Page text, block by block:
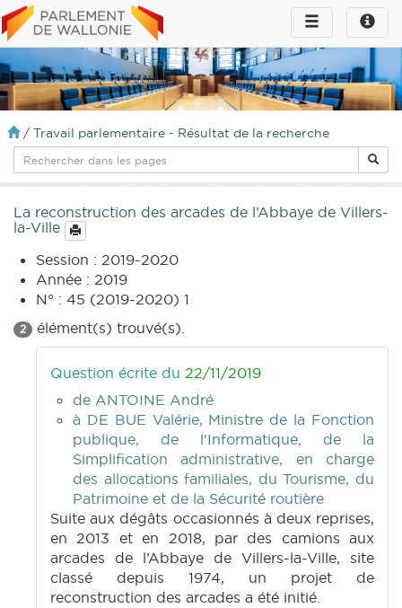
Toggle
infos
Toggle
navigation
/ Travail parlementaire - Résultat de la recherche
La reconstruction des arcades de l’Abbaye de Villers-
la-Ville
Session : 2019-2020
Année : 2019
N° : 45 (2019-2020) 1
2 élément(s) trouvé(s).
Question écrite du 22/11/2019
de ANTOINE André
à DE BUE Valérie, Ministre de la Fonction
publique, de l'Informatique, de la
Simplification administrative, en charge
des allocations familiales, du Tourisme, du
Patrimoine et de la Sécurité routière
Suite aux dégâts occasionnés à deux reprises,
en 2013 et en 2018, par des camions aux
arcades de l’Abbaye de Villers-la-Ville, site
classé depuis 1974, un projet de
reconstruction des arcades a été initié.